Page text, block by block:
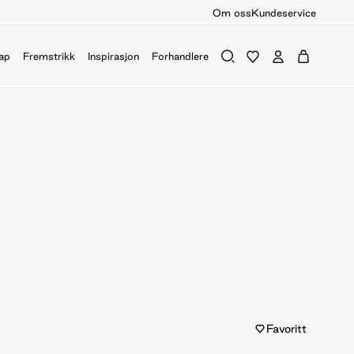
Om ossKundeservice
Fremstrikk Inspirasjon Forhandlere
Favoritt